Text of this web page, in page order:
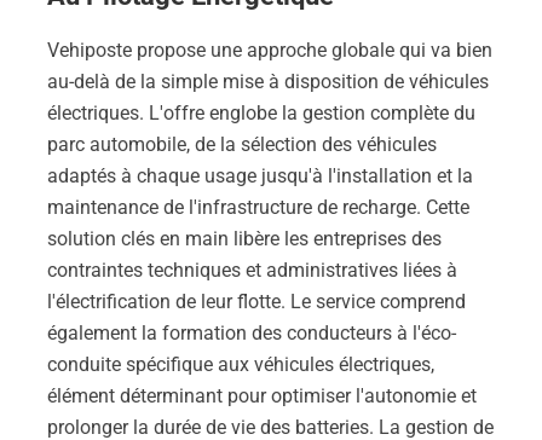
Vehiposte propose une approche globale qui va bien
au-delà de la simple mise à disposition de véhicules
électriques. L'offre englobe la gestion complète du
parc automobile, de la sélection des véhicules
adaptés à chaque usage jusqu'à l'installation et la
maintenance de l'infrastructure de recharge. Cette
solution clés en main libère les entreprises des
contraintes techniques et administratives liées à
l'électrification de leur flotte. Le service comprend
également la formation des conducteurs à l'éco-
conduite spécifique aux véhicules électriques,
élément déterminant pour optimiser l'autonomie et
prolonger la durée de vie des batteries. La gestion de